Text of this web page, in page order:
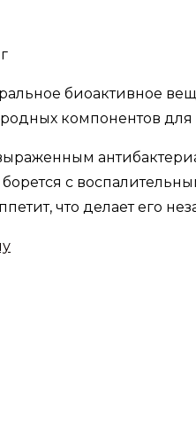
биоактивное
компонентов
с
что делает его